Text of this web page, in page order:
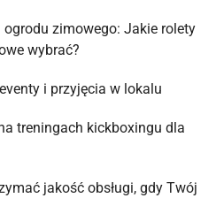
ogrodu zimowego: Jakie rolety
wybrać?
i przyjęcia w lokalu
treningach kickboxingu dla
jakość obsługi, gdy Twój